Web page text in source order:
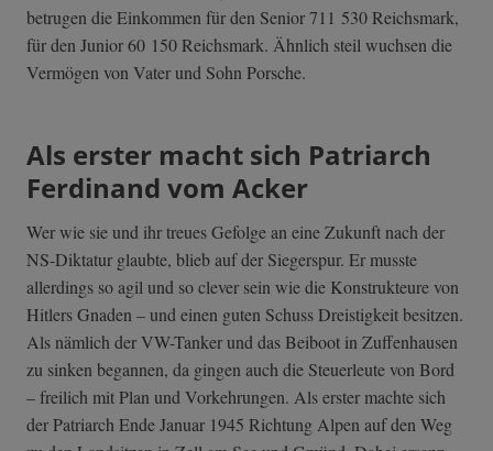
betrugen die Einkommen für den Senior 711 530 Reichsmark,
für den Junior 60 150 Reichsmark. Ähnlich steil wuchsen die
Vermögen von Vater und Sohn Porsche.
Als erster macht sich Patriarch
Ferdinand vom Acker
Wer wie sie und ihr treues Gefolge an eine Zukunft nach der
NS-Diktatur glaubte, blieb auf der Siegerspur. Er musste
allerdings so agil und so clever sein wie die Konstrukteure von
Hitlers Gnaden – und einen guten Schuss Dreistigkeit besitzen.
Als nämlich der VW-Tanker und das Beiboot in Zuffenhausen
zu sinken begannen, da gingen auch die Steuerleute von Bord
– freilich mit Plan und Vorkehrungen. Als erster machte sich
der Patriarch Ende Januar 1945 Richtung Alpen auf den Weg